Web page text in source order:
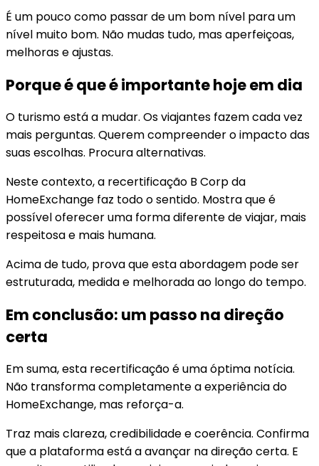
É um pouco como passar de um bom nível para um
nível muito bom. Não mudas tudo, mas aperfeiçoas,
melhoras e ajustas.
Porque é que é importante hoje em dia
O turismo está a mudar. Os viajantes fazem cada vez
mais perguntas. Querem compreender o impacto das
suas escolhas. Procura alternativas.
Neste contexto, a recertificação B Corp da
HomeExchange faz todo o sentido. Mostra que é
possível oferecer uma forma diferente de viajar, mais
respeitosa e mais humana.
Acima de tudo, prova que esta abordagem pode ser
estruturada, medida e melhorada ao longo do tempo.
Em conclusão: um passo na direção
certa
Em suma, esta recertificação é uma óptima notícia.
Não transforma completamente a experiência do
HomeExchange, mas reforça-a.
Traz mais clareza, credibilidade e coerência. Confirma
que a plataforma está a avançar na direção certa. E